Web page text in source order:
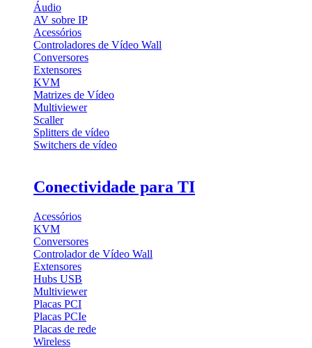
Áudio
AV sobre IP
Acessórios
Controladores de Vídeo Wall
Conversores
Extensores
KVM
Matrizes de Vídeo
Multiviewer
Scaller
Splitters de vídeo
Switchers de vídeo
Conectividade para TI
Acessórios
KVM
Conversores
Controlador de Vídeo Wall
Extensores
Hubs USB
Multiviewer
Placas PCI
Placas PCIe
Placas de rede
Wireless